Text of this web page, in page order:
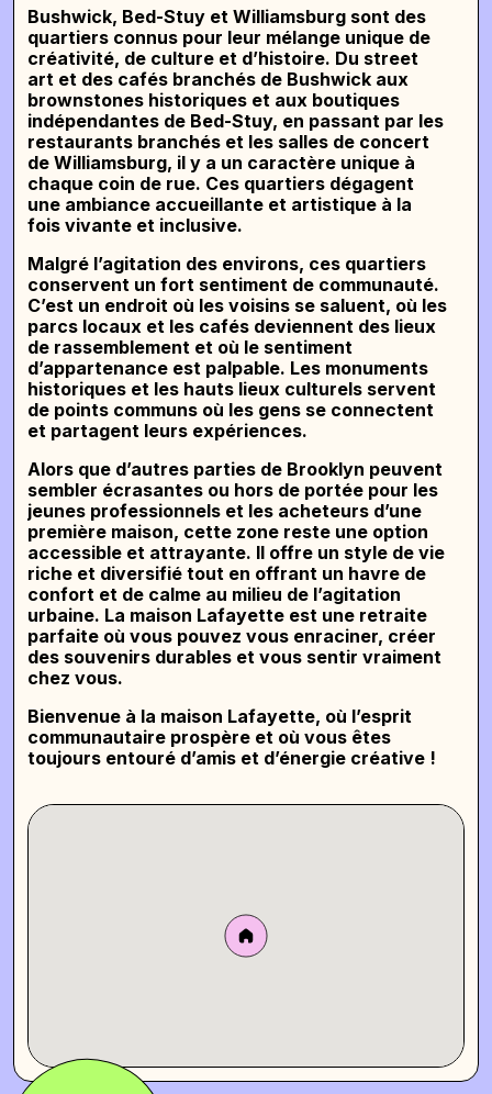
Notre processus d’enregistrement et de départ est
très fluide, et nous avons des options de
chambres économiques pour tous les goûts. Nos
espaces de vie spacieux et modernes disposent
d’une cuisine entièrement équipée avec des
appareils en acier inoxydable de premier ordre
tels qu’un micro-ondes, une cuisinière à gaz, un
grille-pain et une cafetière. De plus, nous ne
sommes qu’à une minute de la station de métro
Myrtle Flushing pour les trains M, J et Z, ce qui
facilite les déplacements. Préparez-vous à
communautaire àThe Lafayette Home, en plein
cœur de Brooklyn.
Bushwick, Bed-Stuy et Williamsburg sont des
quartiers connus pour leur mélange unique de
créativité, de culture et d’histoire. Du street
art et des cafés branchés de Bushwick aux
brownstones historiques et aux boutiques
indépendantes de Bed-Stuy, en passant par les
restaurants branchés et les salles de concert
de Williamsburg, il y a un caractère unique à
chaque coin de rue. Ces quartiers dégagent
une ambiance accueillante et artistique à la
fois vivante et inclusive.
Malgré l’agitation des environs, ces quartiers
conservent un fort sentiment de communauté.
C’est un endroit où les voisins se saluent, où les
parcs locaux et les cafés deviennent des lieux
de rassemblement et où le sentiment
d’appartenance est palpable. Les monuments
historiques et les hauts lieux culturels servent
de points communs où les gens se connectent
et partagent leurs expériences.
Alors que d’autres parties de Brooklyn peuvent
sembler écrasantes ou hors de portée pour les
jeunes professionnels et les acheteurs d’une
première maison, cette zone reste une option
accessible et attrayante. Il offre un style de vie
riche et diversifié tout en offrant un havre de
confort et de calme au milieu de l’agitation
urbaine. La maison Lafayette est une retraite
parfaite où vous pouvez vous enraciner, créer
des souvenirs durables et vous sentir vraiment
chez vous.
Bienvenue à la maison Lafayette, où l’esprit
communautaire prospère et où vous êtes
toujours entouré d’amis et d’énergie créative !